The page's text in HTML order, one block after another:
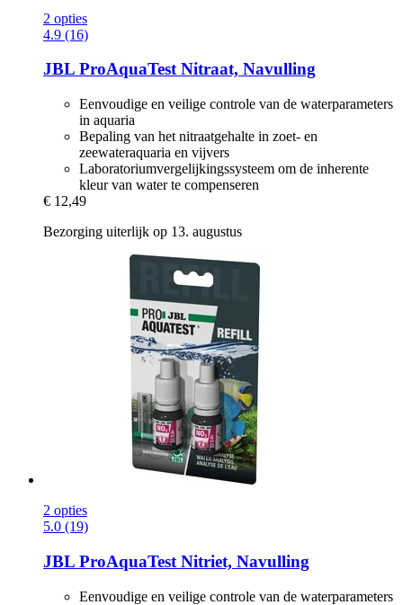
2 opties
4.9 (16)
JBL ProAquaTest Nitraat, Navulling
Eenvoudige en veilige controle van de waterparameters
in aquaria
Bepaling van het nitraatgehalte in zoet- en
zeewateraquaria en vijvers
Laboratoriumvergelijkingssysteem om de inherente
kleur van water te compenseren
€ 12,49
Bezorging uiterlijk op 13. augustus
2 opties
5.0 (19)
JBL ProAquaTest Nitriet, Navulling
Eenvoudige en veilige controle van de waterparameters